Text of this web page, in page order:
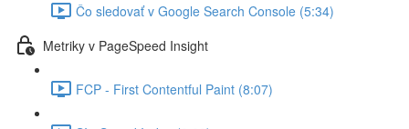
Čo sledovať v Google Search Console (5:34)
Metriky v PageSpeed Insight
FCP - First Contentful Paint (8:07)